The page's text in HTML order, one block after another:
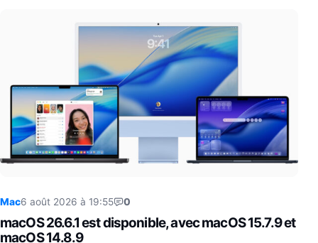
Mac6 août 2026 à 19:55 0
macOS 26.6.1 est disponible, avec macOS 15.7.9 et
macOS 14.8.9